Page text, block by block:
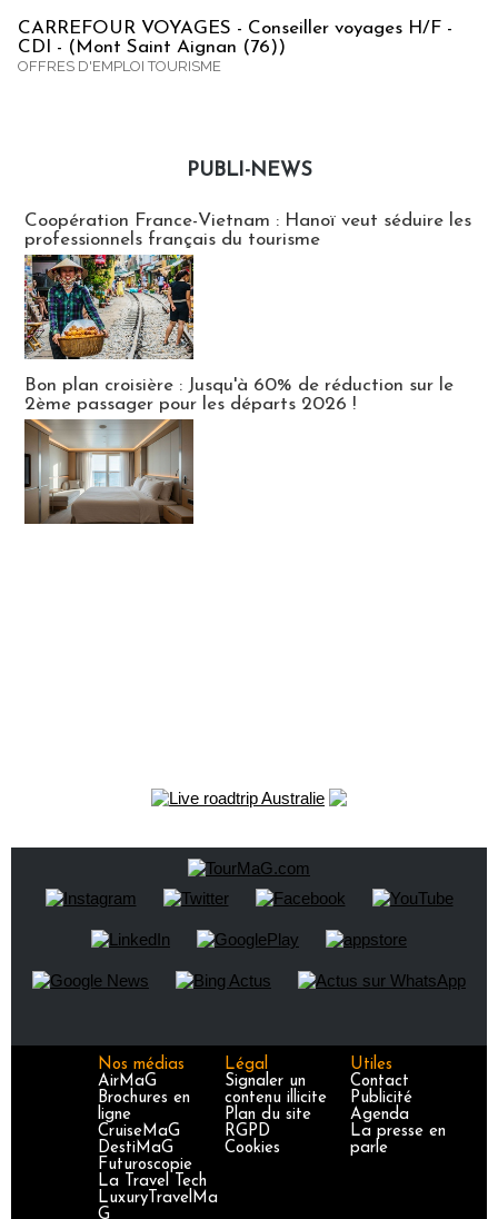
CARREFOUR VOYAGES - Conseiller voyages H/F -
CDI - (Mont Saint Aignan (76))
OFFRES D'EMPLOI TOURISME
PUBLI-NEWS
Coopération France-Vietnam : Hanoï veut séduire les
professionnels français du tourisme
Bon plan croisière : Jusqu'à 60% de réduction sur le
2ème passager pour les départs 2026 !
Nos médias
AirMaG
Brochures en
ligne
CruiseMaG
DestiMaG
Futuroscopie
La Travel Tech
LuxuryTravelMa
G
Légal
Signaler un
contenu illicite
Plan du site
RGPD
Cookies
Utiles
Contact
Publicité
Agenda
La presse en
parle